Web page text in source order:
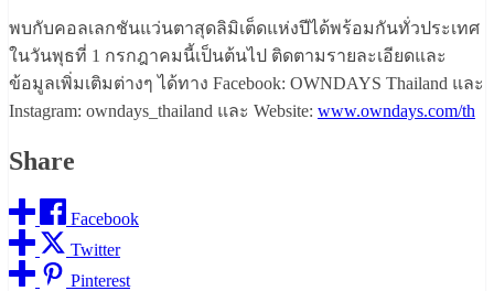
พบกับคอลเลกชันแว่นตาสุดลิมิเต็ดแห่งปีได้พร้อมกันทั่วประเทศ
ในวันพุธที่ 1 กรกฎาคมนี้เป็นต้นไป ติดตามรายละเอียดและ
ข้อมูลเพิ่มเติมต่างๆ ได้ทาง Facebook: OWNDAYS Thailand และ
Instagram: owndays_thailand และ Website: www.owndays.com/th
Share
Facebook
Twitter
Pinterest